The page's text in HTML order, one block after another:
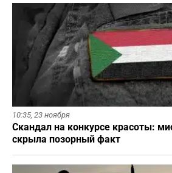
10:35, 23 ноября
Скандал на конкурсе красоты:
скрыла позорный факт